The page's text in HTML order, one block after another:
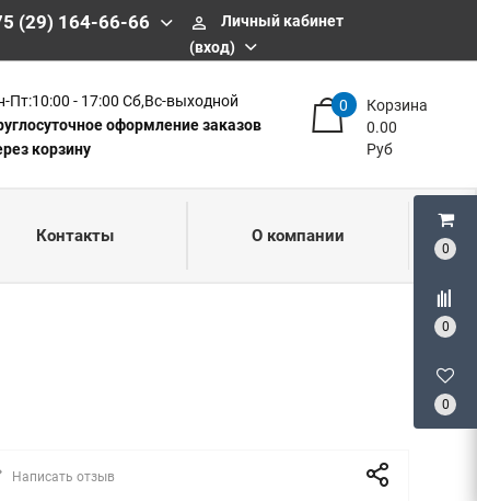
0
0
0
(29) 164-66-66 perm_identity
Личный кабинет
(вход)
Пт:10:00 - 17:00 Сб,Вс-выходной
оформление заказов
корзину
Корзина
0
0.00
Руб
Контакты О компании
Написать отзыв